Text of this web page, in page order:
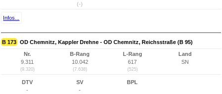
(-)
Infos...
B 173 OD Chemnitz, Kappler Drehne - OD Chemnitz, Reichsstraße (B 95)
Nr.
9.311
(9.320)
B-Rang
10.042
(7.638)
L-Rang
617
(525)
Land
SN
DTV
-
SV
-
BPL